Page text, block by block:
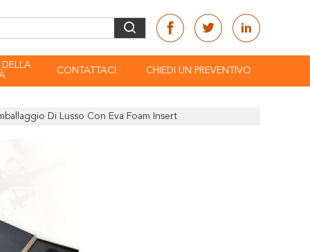
CONTATTACI CHIEDI UN PREVENTIVO
Di Lusso Con Eva Foam Insert